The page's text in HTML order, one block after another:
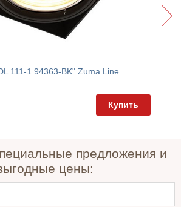
111-1 94363-BK" Zuma Line
Купить
предложения и
цены: